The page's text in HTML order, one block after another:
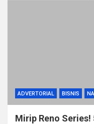
ADVERTORIAL BISNIS
Mirip Reno Series!